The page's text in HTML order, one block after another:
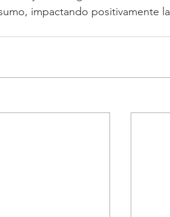
impactando positivamente